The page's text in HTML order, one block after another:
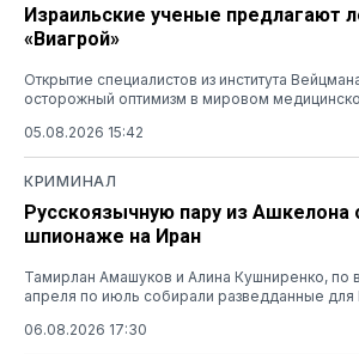
Израильские ученые предлагают
«Виагрой»
Открытие специалистов из института
осторожный оптимизм в мировом
05.08.2026 15:42
КРИМИНАЛ
Русскоязычную пару из Ашкелона
шпионаже на Иран
Тамирлан Амашуков и Алина Кушниренко, по
апреля по июль собирали разведданные для
06.08.2026 17:30